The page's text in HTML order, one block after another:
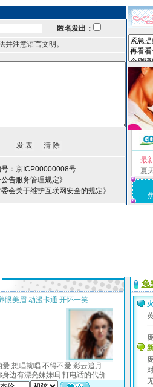
匿名发出：
并注意语言文明。
：京ICP00000008号
告服务管理规定》
会关于维护互联网安全的规定》
最
夏